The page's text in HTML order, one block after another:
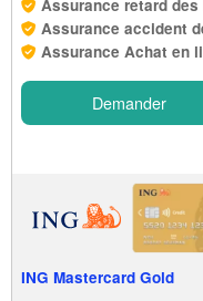
Assurance retard des
Assurance accident
Assurance Achat en
Demander
ING Mastercard Gold